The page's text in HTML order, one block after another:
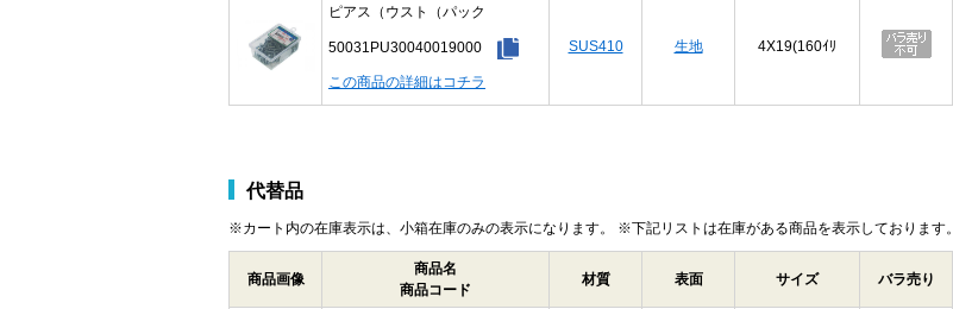
ピアス（ウスト（パック
50031PU30040019000
この商品の詳細はコチラ
SUS410 生地 4X19(160ｲﾘ
代替品
※カート内の在庫表示は、小箱在庫のみの表示になります。 ※下記リストは在庫がある商品を表示しております。
商品画像
商品名
商品コード
材質 表面 サイズ バラ売り